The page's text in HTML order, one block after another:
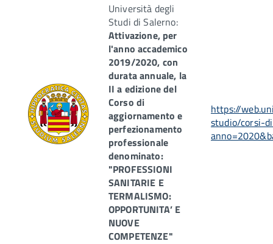
Università degli
Studi di Salerno:
Attivazione, per
l'anno accademico
2019/2020, con
durata annuale, la
II a edizione del
Corso di
aggiornamento e
perfezionamento
professionale
denominato:
"PROFESSIONI
SANITARIE E
TERMALISMO:
OPPORTUNITA’ E
NUOVE
COMPETENZE"
https://
studio/corsi-